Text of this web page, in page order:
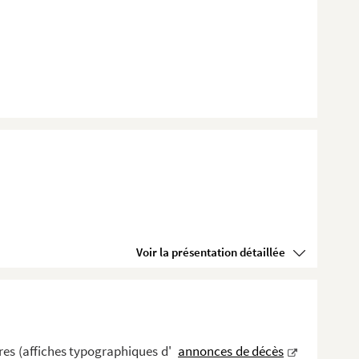
Voir la présentation détaillée
parois...
(affiches typographiques d' annonces de décès